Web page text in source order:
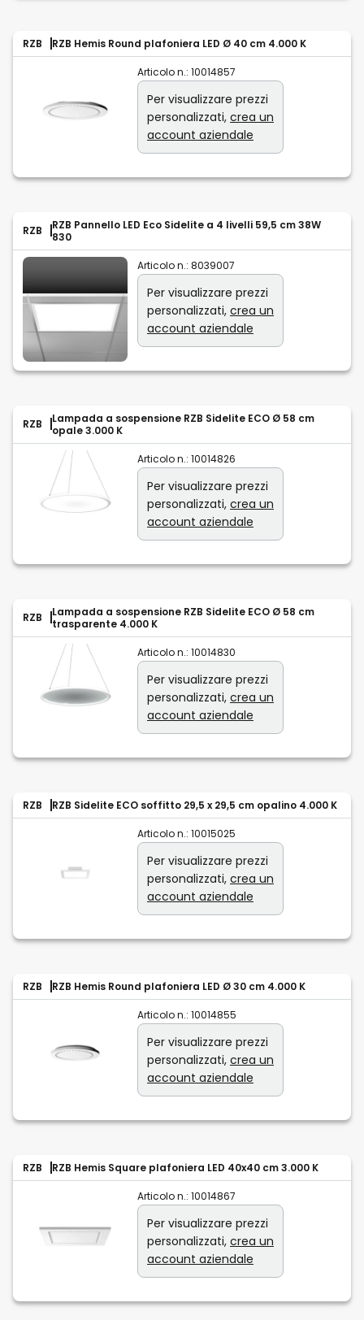
RZB RZB Hemis Round plafoniera LED Ø 40 cm 4.000 K
Articolo n.: 10014857
Per visualizzare prezzi
personalizzati, crea un
account aziendale
RZB
RZB Pannello LED Eco Sidelite a 4 livelli 59,5 cm 38W
830
Articolo n.: 8039007
Per visualizzare prezzi
personalizzati, crea un
account aziendale
RZB
Lampada a sospensione RZB Sidelite ECO Ø 58 cm
opale 3.000 K
Articolo n.: 10014826
Per visualizzare prezzi
personalizzati, crea un
account aziendale
RZB
Lampada a sospensione RZB Sidelite ECO Ø 58 cm
trasparente 4.000 K
Articolo n.: 10014830
Per visualizzare prezzi
personalizzati, crea un
account aziendale
RZB RZB Sidelite ECO soffitto 29,5 x 29,5 cm opalino 4.000 K
Articolo n.: 10015025
Per visualizzare prezzi
personalizzati, crea un
account aziendale
RZB RZB Hemis Round plafoniera LED Ø 30 cm 4.000 K
Articolo n.: 10014855
Per visualizzare prezzi
personalizzati, crea un
account aziendale
RZB RZB Hemis Square plafoniera LED 40x40 cm 3.000 K
Articolo n.: 10014867
Per visualizzare prezzi
personalizzati, crea un
account aziendale